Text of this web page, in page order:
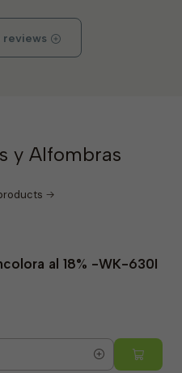
reviews
y Alfombras
al 18% -WK-630I